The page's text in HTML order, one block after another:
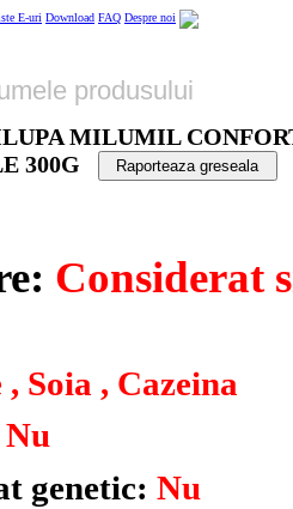
E-uri Download FAQ Despre noi
MILUMIL
300G
Raporteaza greseala
Considerat
Soia , Cazeina
Nu
genetic: Nu